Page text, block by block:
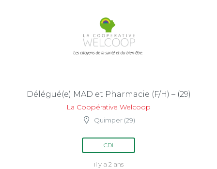
Délégué(e) MAD et Pharmacie (F/H) – (29)
La Coopérative Welcoop
Quimper (29)
CDI
il y a 2 ans